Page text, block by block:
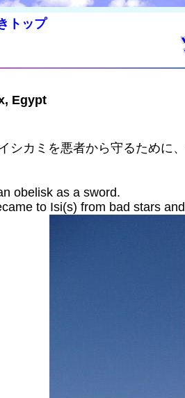
トップ
Egypt
カミを悪者から守るために
obelisk as a sword.
to Isi(s) from bad stars